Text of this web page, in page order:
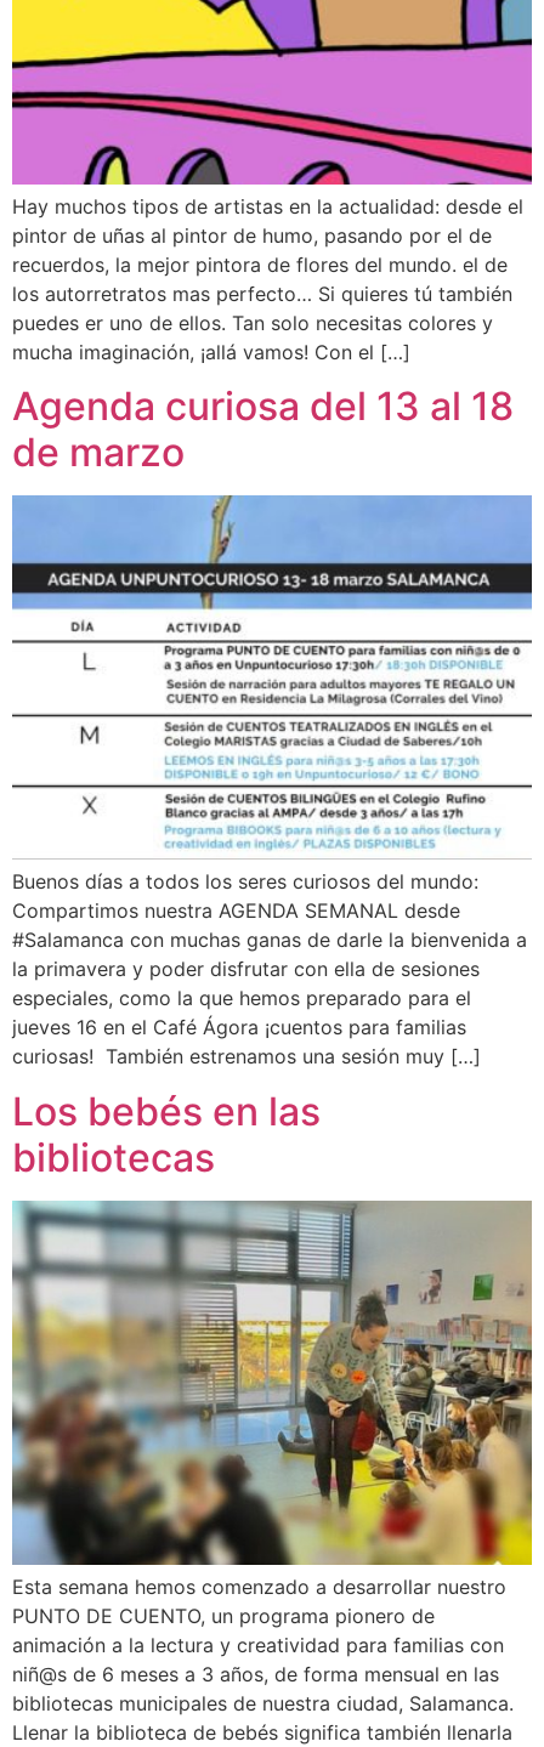
Hay muchos tipos de artistas en la actualidad: desde el
pintor de uñas al pintor de humo, pasando por el de
recuerdos, la mejor pintora de flores del mundo. el de
los autorretratos mas perfecto… Si quieres tú también
puedes er uno de ellos. Tan solo necesitas colores y
mucha imaginación, ¡allá vamos! Con el […]
Agenda curiosa del 13 al 18
de marzo
Buenos días a todos los seres curiosos del mundo:
Compartimos nuestra AGENDA SEMANAL desde
#Salamanca con muchas ganas de darle la bienvenida a
la primavera y poder disfrutar con ella de sesiones
especiales, como la que hemos preparado para el
jueves 16 en el Café Ágora ¡cuentos para familias
curiosas! También estrenamos una sesión muy […]
Los bebés en las
bibliotecas
Esta semana hemos comenzado a desarrollar nuestro
PUNTO DE CUENTO, un programa pionero de
animación a la lectura y creatividad para familias con
niñ@s de 6 meses a 3 años, de forma mensual en las
bibliotecas municipales de nuestra ciudad, Salamanca.
Llenar la biblioteca de bebés significa también llenarla